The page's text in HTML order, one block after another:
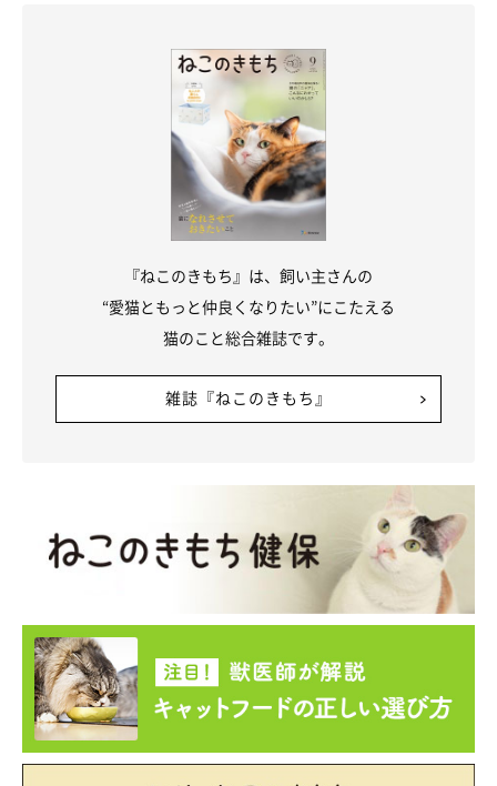
『ねこのきもち』は、飼い主さんの
“愛猫ともっと仲良くなりたい”にこたえる
猫のこと総合雑誌です。
雑誌『ねこのきもち』